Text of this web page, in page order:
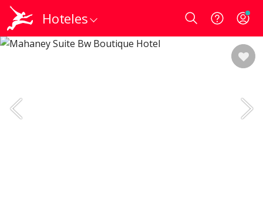
Hoteles Login